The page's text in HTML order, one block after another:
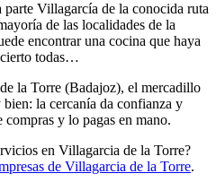
parte Villagarcía de la conocida ruta
de las localidades de la
encontrar una cocina que haya
todas…
la Torre (Badajoz), el mercadillo
la cercanía da confianza y
y lo pagas en mano.
en Villagarcia de la Torre?
de Villagarcia de la Torre.